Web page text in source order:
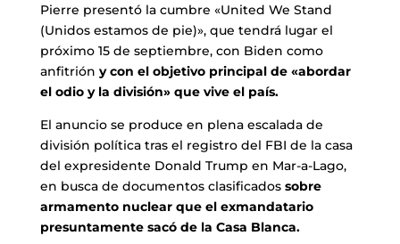
Pierre presentó la cumbre «United We Stand
(Unidos estamos de pie)», que tendrá lugar el
próximo 15 de septiembre, con Biden como
anfitrión y con el objetivo principal de «abordar
el odio y la división» que vive el país.
El anuncio se produce en plena escalada de
división política tras el registro del FBI de la casa
del expresidente Donald Trump en Mar-a-Lago,
en busca de documentos clasificados sobre
armamento nuclear que el exmandatario
presuntamente sacó de la Casa Blanca.